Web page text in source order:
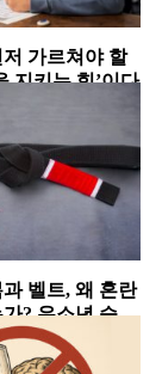
가르쳐야 할
지키는 힘’이다
벨트, 왜 혼란
? 유소년 승급
구조적...